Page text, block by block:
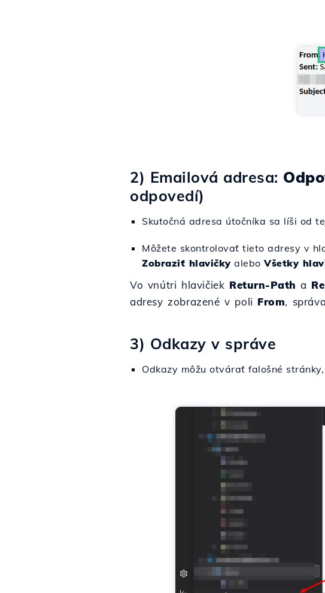
2) Emailová adresa:
odpovedí)
Skutočná adresa útočníka sa líši od
Môžete skontrolovať tieto adresy v
Zobraziť hlavičky aleboVšetky
Vo vnútri hlavičiek Return-Path a
adresy zobrazené v poli From,
3) Odkazy v správe
Odkazy môžu otvárať falošné